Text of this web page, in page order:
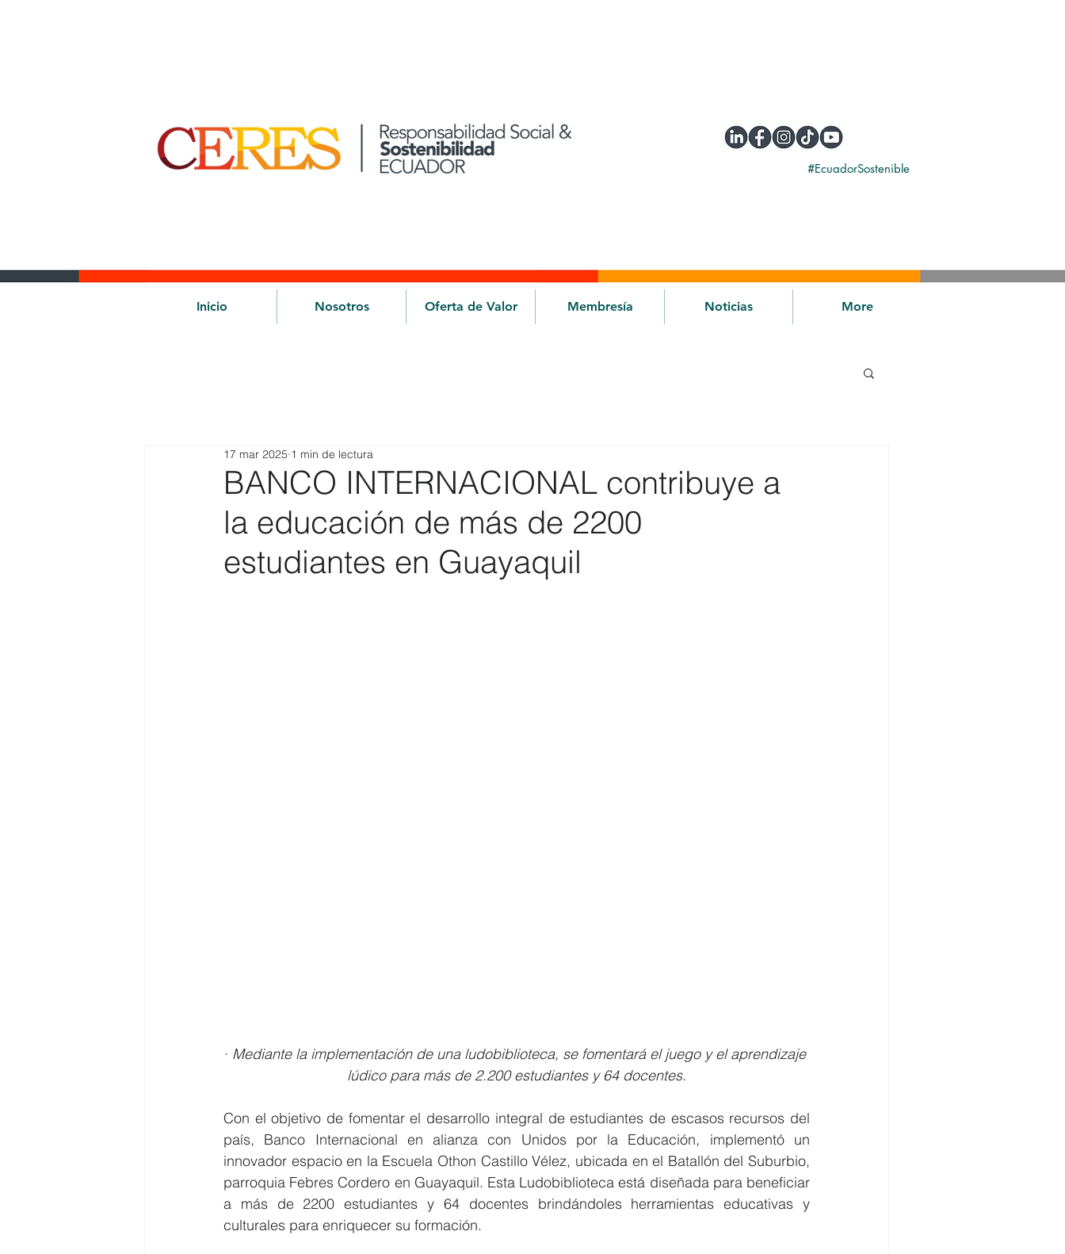
#EcuadorSostenible
Inicio Nosotros Oferta de Valor Membresía Noticias More
BANCO INTERNACIONAL contribuye a
la educación de más de 2200
estudiantes en Guayaquil
17 mar 2025 1 min de lectura
· Mediante la implementación de una ludobiblioteca, se fomentará el juego y el aprendizaje
lúdico para más de 2.200 estudiantes y 64 docentes.
Con el objetivo de fomentar el desarrollo integral de estudiantes de escasos recursos del
país, Banco Internacional en alianza con Unidos por la Educación, implementó un
innovador espacio en la Escuela Othon Castillo Vélez, ubicada en el Batallón del Suburbio,
parroquia Febres Cordero en Guayaquil. Esta Ludobiblioteca está diseñada para beneficiar
a más de 2200 estudiantes y 64 docentes brindándoles herramientas educativas y
culturales para enriquecer su formación.